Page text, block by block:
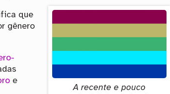
A recente e pouco
que
gênero
e